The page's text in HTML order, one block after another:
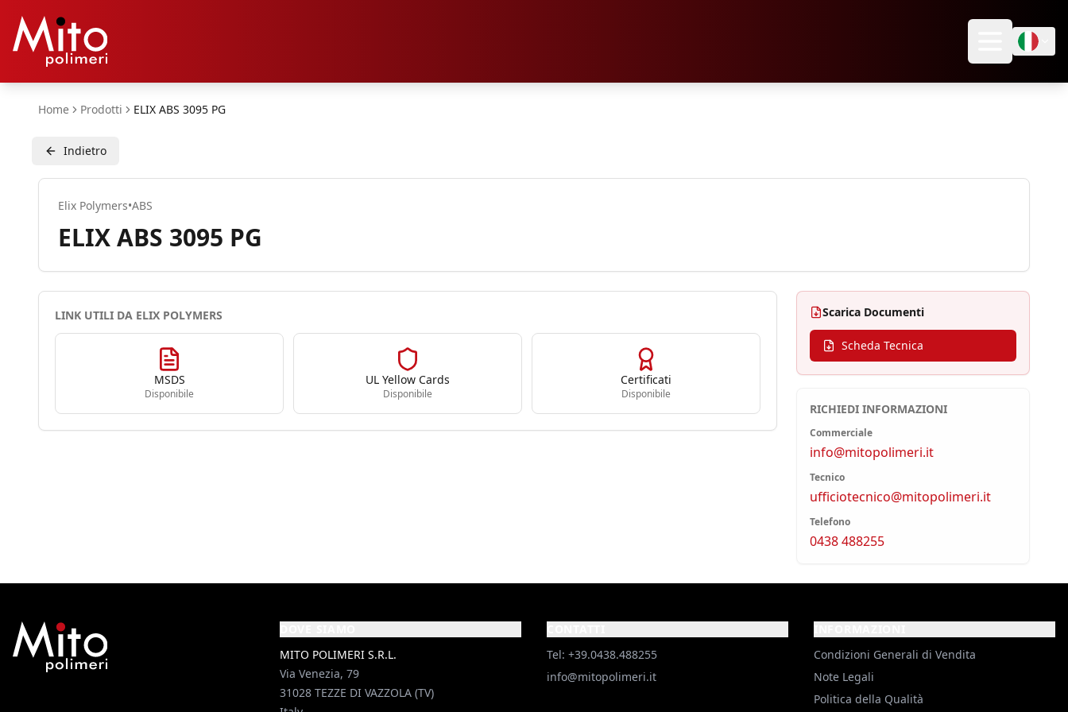
Home Prodotti ELIX ABS 3095 PG
Indietro
Elix Polymers•ABS
ELIX ABS 3095 PG
LINK UTILI DA ELIX POLYMERS
MSDS
Disponibile
UL Yellow Cards
Disponibile
Certificati
Disponibile
Scarica Documenti
Scheda Tecnica
RICHIEDI INFORMAZIONI
Commerciale
info@mitopolimeri.it
Tecnico
ufficiotecnico@mitopolimeri.it
Telefono
0438 488255
MITO POLIMERI S.R.L.
Via Venezia, 79
31028 TEZZE DI VAZZOLA (TV)
Tel: +39.0438.488255
info@mitopolimeri.it
Condizioni Generali di Vendita
Note Legali
Politica della Qualità